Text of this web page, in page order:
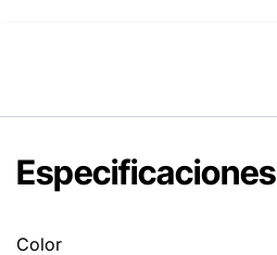
Especificaciones
Color